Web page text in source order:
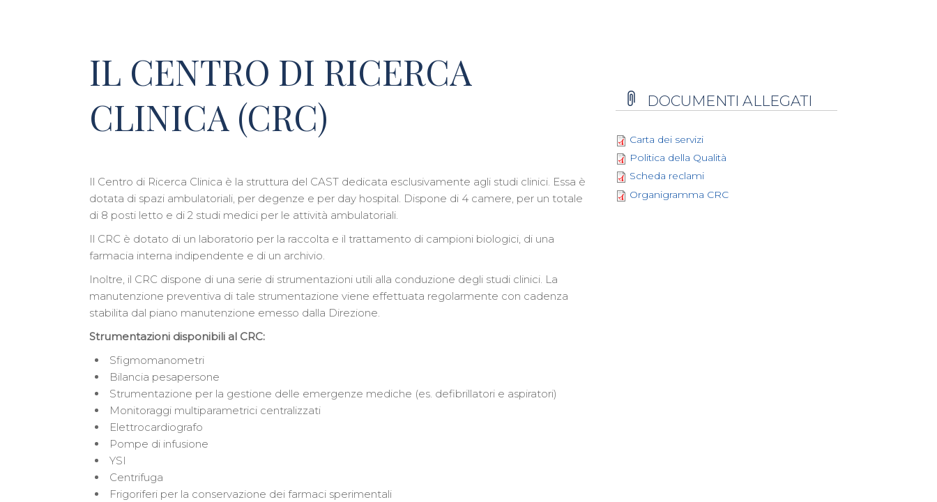
IL CENTRO DI RICERCA
CLINICA (CRC)
Il Centro di Ricerca Clinica è la struttura del CAST dedicata esclusivamente agli studi clinici. Essa è
dotata di spazi ambulatoriali, per degenze e per day hospital. Dispone di 4 camere, per un totale
di 8 posti letto e di 2 studi medici per le attività ambulatoriali.
Il CRC è dotato di un laboratorio per la raccolta e il trattamento di campioni biologici, di una
farmacia interna indipendente e di un archivio.
Inoltre, il CRC dispone di una serie di strumentazioni utili alla conduzione degli studi clinici. La
manutenzione preventiva di tale strumentazione viene effettuata regolarmente con cadenza
stabilita dal piano manutenzione emesso dalla Direzione.
Strumentazioni disponibili al CRC:
Sfigmomanometri
Bilancia pesapersone
Strumentazione per la gestione delle emergenze mediche (es. defibrillatori e aspiratori)
Monitoraggi multiparametrici centralizzati
Elettrocardiografo
Pompe di infusione
YSI
Centrifuga
Frigoriferi per la conservazione dei farmaci sperimentali
DOCUMENTI ALLEGATI
Carta dei servizi
Politica della Qualità
Scheda reclami
Organigramma CRC